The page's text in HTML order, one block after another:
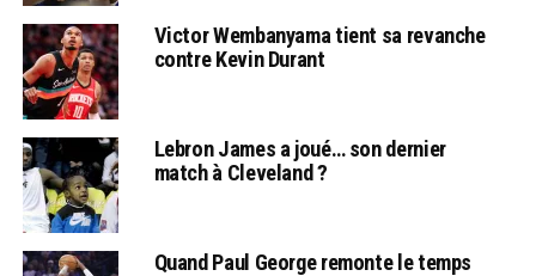
Victor Wembanyama tient sa revanche
contre Kevin Durant
Lebron James a joué… son dernier
match à Cleveland ?
Quand Paul George remonte le temps